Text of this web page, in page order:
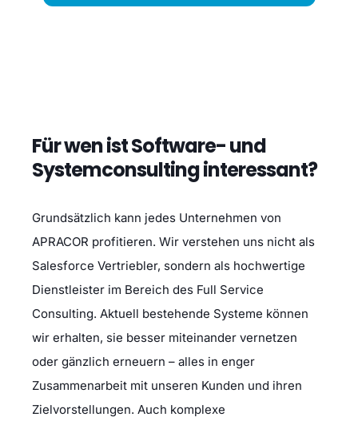
Für wen ist Software- und
Systemconsulting interessant?
Grundsätzlich kann jedes Unternehmen von
APRACOR profitieren. Wir verstehen uns nicht als
Salesforce Vertriebler, sondern als hochwertige
Dienstleister im Bereich des Full Service
Consulting. Aktuell bestehende Systeme können
wir erhalten, sie besser miteinander vernetzen
oder gänzlich erneuern – alles in enger
Zusammenarbeit mit unseren Kunden und ihren
Zielvorstellungen. Auch komplexe